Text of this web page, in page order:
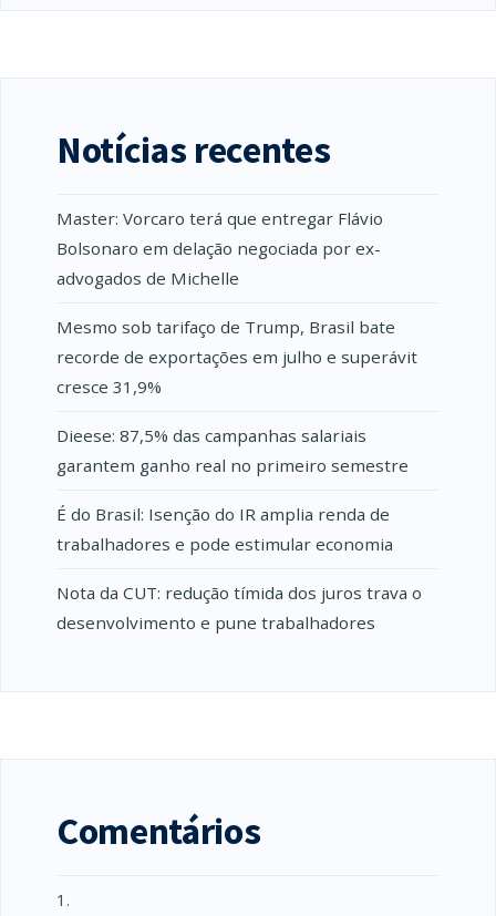
Notícias recentes
Master: Vorcaro terá que entregar Flávio
Bolsonaro em delação negociada por ex-
advogados de Michelle
Mesmo sob tarifaço de Trump, Brasil bate
recorde de exportações em julho e superávit
cresce 31,9%
Dieese: 87,5% das campanhas salariais
garantem ganho real no primeiro semestre
É do Brasil: Isenção do IR amplia renda de
trabalhadores e pode estimular economia
Nota da CUT: redução tímida dos juros trava o
desenvolvimento e pune trabalhadores
Comentários